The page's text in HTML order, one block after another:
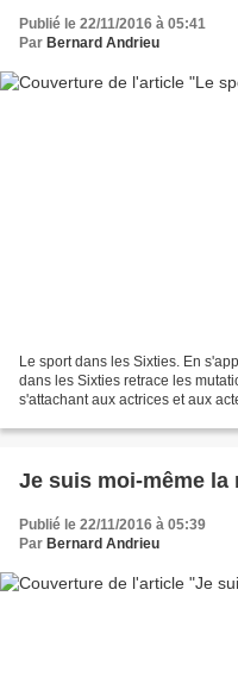
Publié le 22/11/2016 à 05:41
Par Bernard Andrieu
Le sport dans les Sixties. En
dans les Sixties retrace les
s'attachant aux actrices et aux
Je suis moi-même la
Publié le 22/11/2016 à 05:39
Par Bernard Andrieu